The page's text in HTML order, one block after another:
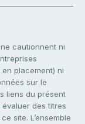
cautionnent ni
placement) ni
sur le
liens du présent
des titres
site. L’ensemble